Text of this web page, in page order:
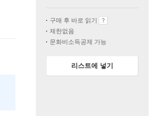
구매 후 바로 읽기
제한없음
문화비소득공제 가능
리스트에 넣기